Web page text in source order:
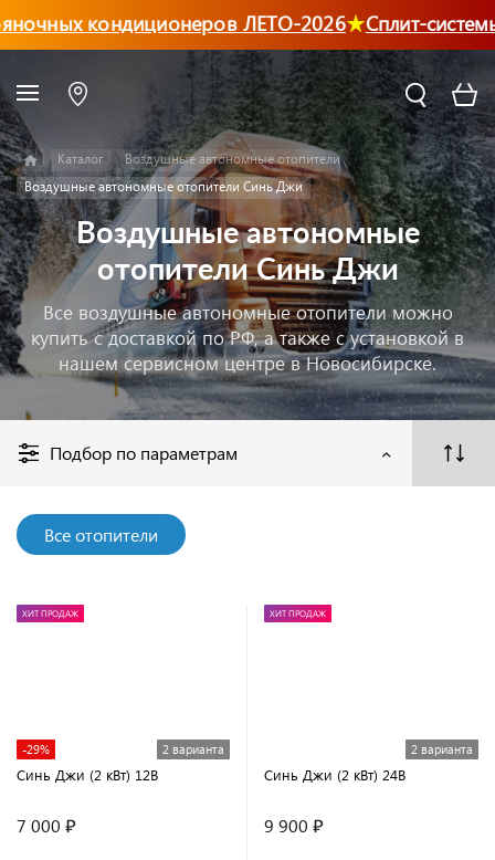
кондиционеров ЛЕТО-2026 Сплит-системы
Каталог
Воздушные автономные отопители
Воздушные автономные отопители Синь Джи
Воздушные автономные
отопители Синь Джи
Все воздушные автономные отопители можно
купить с доставкой по РФ, а также с установкой в
нашем сервисном центре в Новосибирске.
Подбор по параметрам
Все отопители
ХИТ ПРОДАЖ
-29% 2 варианта
Синь Джи (2 кВт) 12В
7 000 ₽
ХИТ ПРОДАЖ
2 варианта
Синь Джи (2 кВт) 24В
9 900 ₽